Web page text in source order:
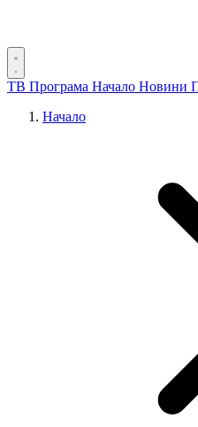
ТВ Програма Начало Новини
Начало